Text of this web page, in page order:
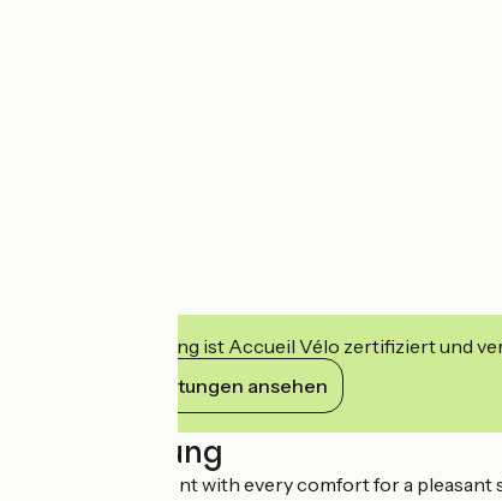
Diese Einrichtung ist Accueil Vélo zertifiziert und
Ihre Verpflichtungen ansehen
Beschreibung
Spacious apartment with every comfort for a pleasant